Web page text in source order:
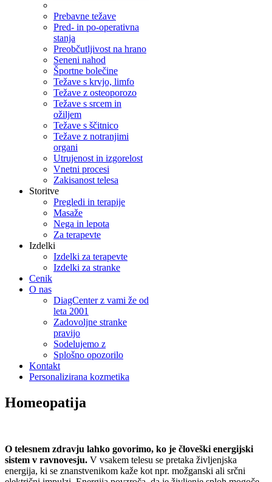
Prebavne težave
Pred- in po-operativna
stanja
Preobčutljivost na hrano
Seneni nahod
Športne bolečine
Težave s krvjo, limfo
Težave z osteoporozo
Težave s srcem in
ožiljem
Težave s ščitnico
Težave z notranjimi
organi
Utrujenost in izgorelost
Vnetni procesi
Zakisanost telesa
Storitve
Pregledi in terapije
Masaže
Nega in lepota
Za terapevte
Izdelki
Izdelki za terapevte
Izdelki za stranke
Cenik
O nas
DiagCenter z vami že od
leta 2001
Zadovoljne stranke
pravijo
Sodelujemo z
Splošno opozorilo
Kontakt
Personalizirana kozmetika
Homeopatija
O telesnem zdravju lahko govorimo, ko je človeški energijski
sistem v ravnovesju. V vsakem telesu se pretaka življenjska
energija, ki se znanstvenikom kaže kot npr. možganski ali srčni